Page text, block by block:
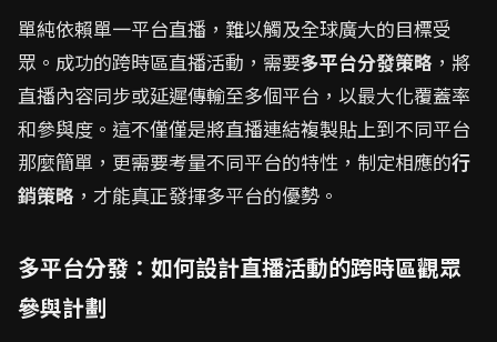
單純依賴單一平台直播，難以觸及全球廣大的目標受
眾。成功的跨時區直播活動，需要多平台分發策略 ，將
直播內容同步或延遲傳輸至多個平台，以最大化覆蓋率
和參與度。這不僅僅是將直播連結複製貼上到不同平台
那麼簡單，更需要考量不同平台的特性，制定相應的行
銷策略 ，才能真正發揮多平台的優勢。
多平台分發：如何設計直播活動的跨時區觀眾
參與計劃